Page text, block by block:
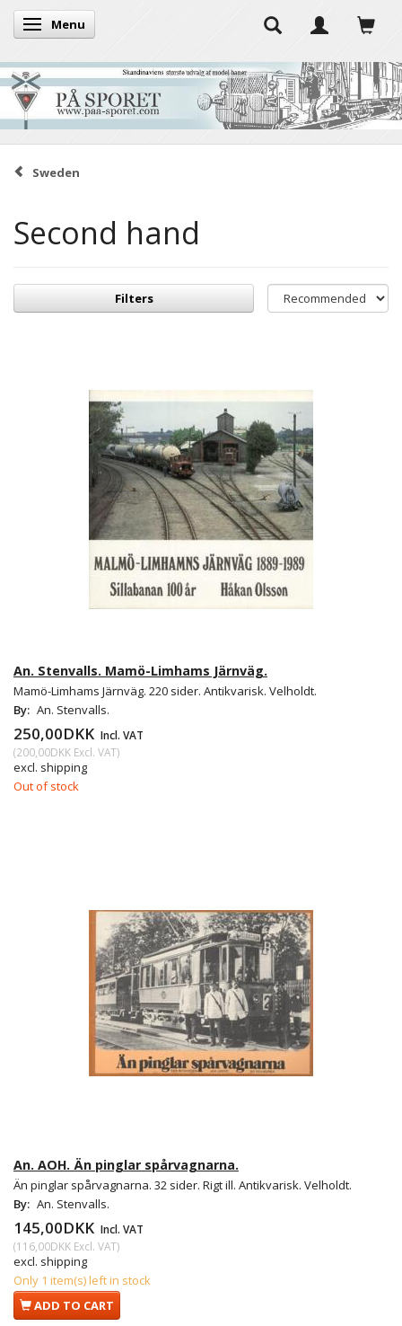
Toggle navigation
Menu
Sweden
Second hand
Filters
An. Stenvalls. Mamö-Limhams Järnväg.
Mamö-Limhams Järnväg. 220 sider. Antikvarisk. Velholdt.
By: An. Stenvalls.
250,00DKK Incl. VAT
(200,00DKK Excl. VAT)
excl. shipping
Out of stock
An. AOH. Än pinglar spårvagnarna.
Än pinglar spårvagnarna. 32 sider. Rigt ill. Antikvarisk. Velholdt.
By: An. Stenvalls.
145,00DKK Incl. VAT
(116,00DKK Excl. VAT)
excl. shipping
Only 1 item(s) left in stock
ADD TO CART